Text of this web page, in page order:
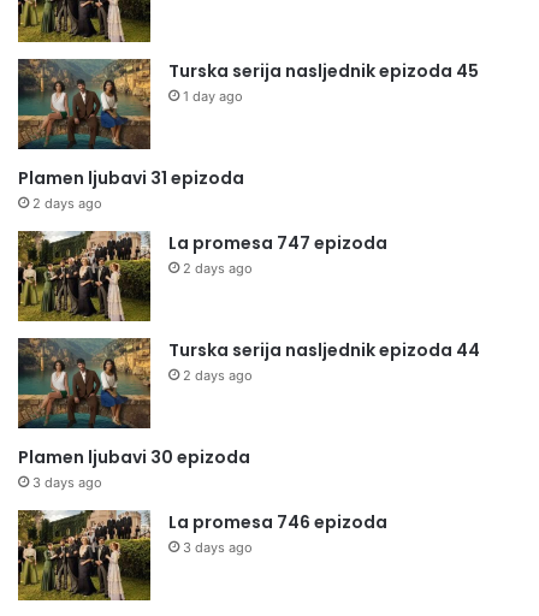
Turska serija nasljednik epizoda 45
1 day ago
Plamen ljubavi 31 epizoda
2 days ago
La promesa 747 epizoda
2 days ago
Turska serija nasljednik epizoda 44
2 days ago
Plamen ljubavi 30 epizoda
3 days ago
La promesa 746 epizoda
3 days ago